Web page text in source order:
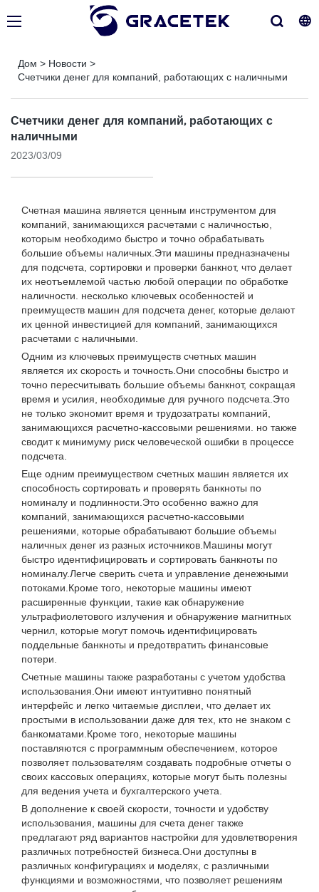
Дом > Новости >
Счетчики денег для компаний, работающих с наличными
Счетчики денег для компаний, работающих с
наличными
2023/03/09
Счетная машина является ценным инструментом для
компаний, занимающихся расчетами с наличностью,
которым необходимо быстро и точно обрабатывать
большие объемы наличных.Эти машины предназначены
для подсчета, сортировки и проверки банкнот, что делает
их неотъемлемой частью любой операции по обработке
наличности. несколько ключевых особенностей и
преимуществ машин для подсчета денег, которые делают
их ценной инвестицией для компаний, занимающихся
расчетами с наличными.
Одним из ключевых преимуществ счетных машин
является их скорость и точность.Они способны быстро и
точно пересчитывать большие объемы банкнот, сокращая
время и усилия, необходимые для ручного подсчета.Это
не только экономит время и трудозатраты компаний,
занимающихся расчетно-кассовыми решениями. но также
сводит к минимуму риск человеческой ошибки в процессе
подсчета.
Еще одним преимуществом счетных машин является их
способность сортировать и проверять банкноты по
номиналу и подлинности.Это особенно важно для
компаний, занимающихся расчетно-кассовыми
решениями, которые обрабатывают большие объемы
наличных денег из разных источников.Машины могут
быстро идентифицировать и сортировать банкноты по
номиналу.Легче сверить счета и управление денежными
потоками.Кроме того, некоторые машины имеют
расширенные функции, такие как обнаружение
ультрафиолетового излучения и обнаружение магнитных
чернил, которые могут помочь идентифицировать
поддельные банкноты и предотвратить финансовые
потери.
Счетные машины также разработаны с учетом удобства
использования.Они имеют интуитивно понятный
интерфейс и легко читаемые дисплеи, что делает их
простыми в использовании даже для тех, кто не знаком с
банкоматами.Кроме того, некоторые машины
поставляются с программным обеспечением, которое
позволяет пользователям создавать подробные отчеты о
своих кассовых операциях, которые могут быть полезны
для ведения учета и бухгалтерского учета.
В дополнение к своей скорости, точности и удобству
использования, машины для счета денег также
предлагают ряд вариантов настройки для удовлетворения
различных потребностей бизнеса.Они доступны в
различных конфигурациях и моделях, с различными
функциями и возможностями, что позволяет решениям